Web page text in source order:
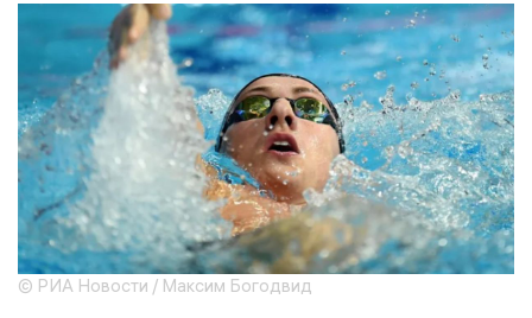
© РИА Новости / Максим Богодвид